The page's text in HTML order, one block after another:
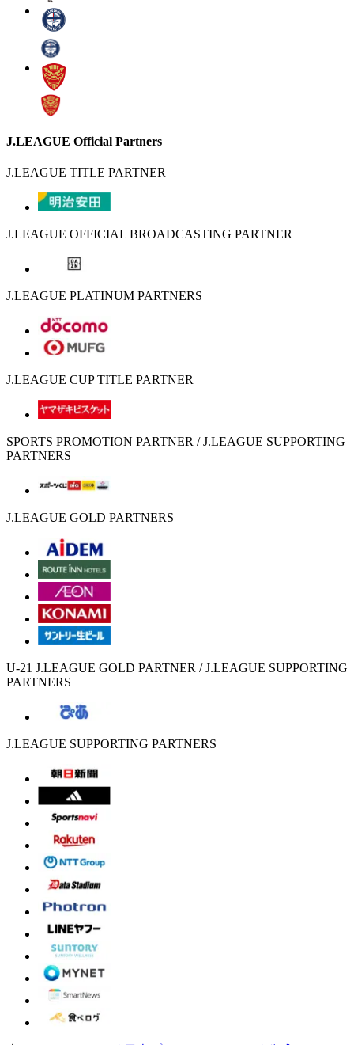
J.LEAGUE Official Partners
J.LEAGUE TITLE PARTNER
J.LEAGUE OFFICIAL BROADCASTING PARTNER
J.LEAGUE PLATINUM PARTNERS
J.LEAGUE CUP TITLE PARTNER
SPORTS PROMOTION PARTNER / J.LEAGUE SUPPORTING
PARTNERS
J.LEAGUE GOLD PARTNERS
U-21 J.LEAGUE GOLD PARTNER / J.LEAGUE SUPPORTING
PARTNERS
J.LEAGUE SUPPORTING PARTNERS